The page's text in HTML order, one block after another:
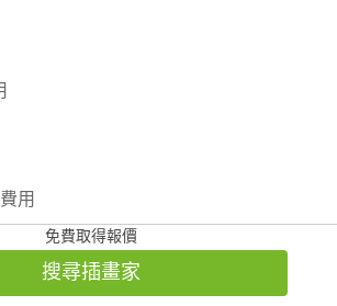
用
免費取得報價
搜尋插畫家